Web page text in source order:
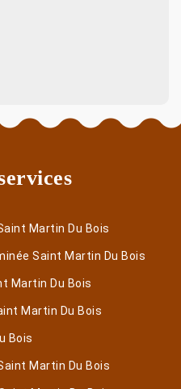
Martin Du Bois
Saint Martin Du Bois
Martin Du Bois
Martin Du Bois
Bois
Martin Du Bois